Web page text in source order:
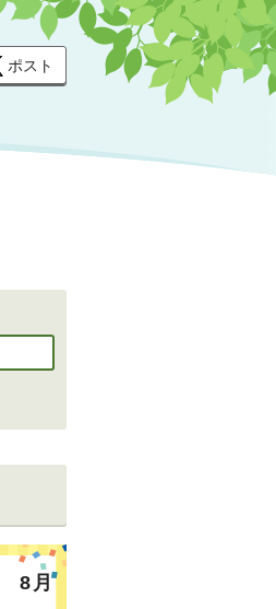
ポスト
8 月